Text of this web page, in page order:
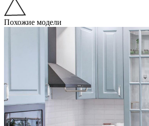
Похожие модели